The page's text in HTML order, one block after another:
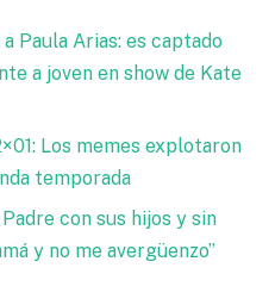
Paula Arias: es captado
a joven en show de Kate
Los memes explotaron
temporada
con sus hijos y sin
y no me avergüenzo”